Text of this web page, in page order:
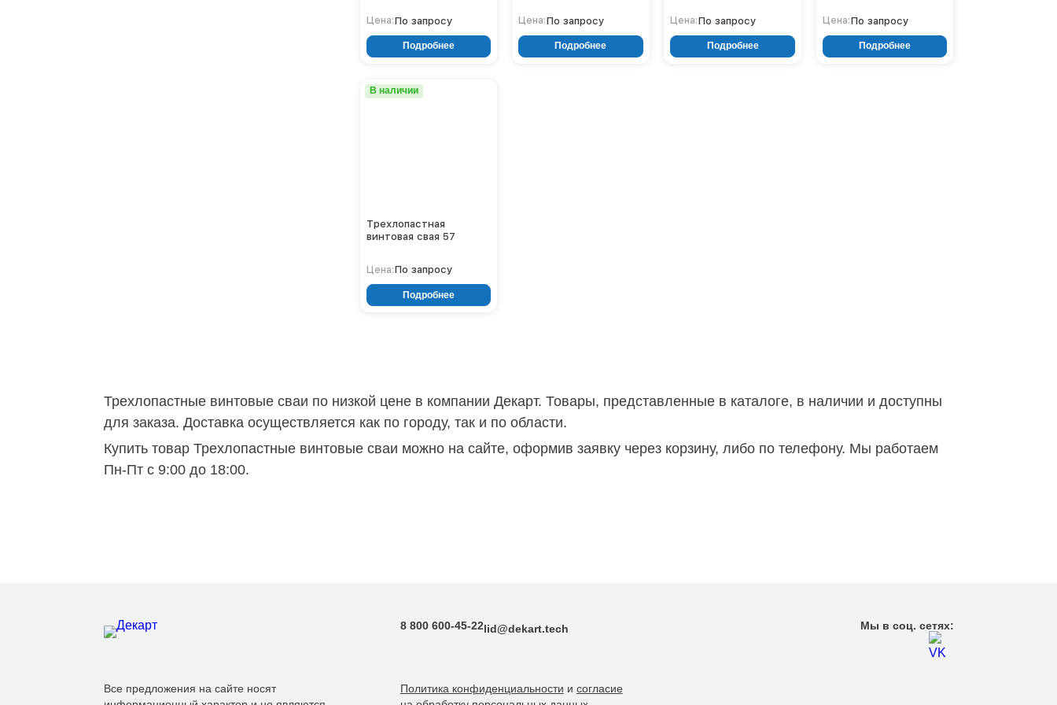
МГФ
МГМ
Цена:По запросу
Подробнее
Цена:По запросу
Подробнее
Цена:По запросу
Подробнее
Цена:По запросу
Подробнее
В наличии
Трехлопастная
винтовая свая 57
Цена:По запросу
Подробнее
Трехлопастные винтовые сваи по низкой цене в компании Декарт. Товары, представленные в каталоге, в наличии и доступны
для заказа. Доставка осуществляется как по городу, так и по области.
Купить товар Трехлопастные винтовые сваи можно на сайте, оформив заявку через корзину, либо по телефону. Мы работаем
Пн-Пт с 9:00 до 18:00.
8 800 600-45-22lid@dekart.tech Мы в соц. сетях:
Все предложения на сайте носят
Политика конфиденциальности и согласие
Согласие
Политикой обработки персональных